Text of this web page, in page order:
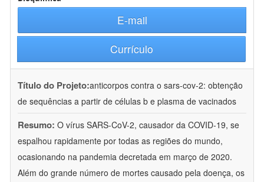
E-mail
Currículo
Título do Projeto:anticorpos contra o sars-cov-2: obtenção
de sequências a partir de células b e plasma de vacinados
Resumo: O vírus SARS-CoV-2, causador da COVID-19, se
espalhou rapidamente por todas as regiões do mundo,
ocasionando na pandemia decretada em março de 2020.
Além do grande número de mortes causado pela doença, os